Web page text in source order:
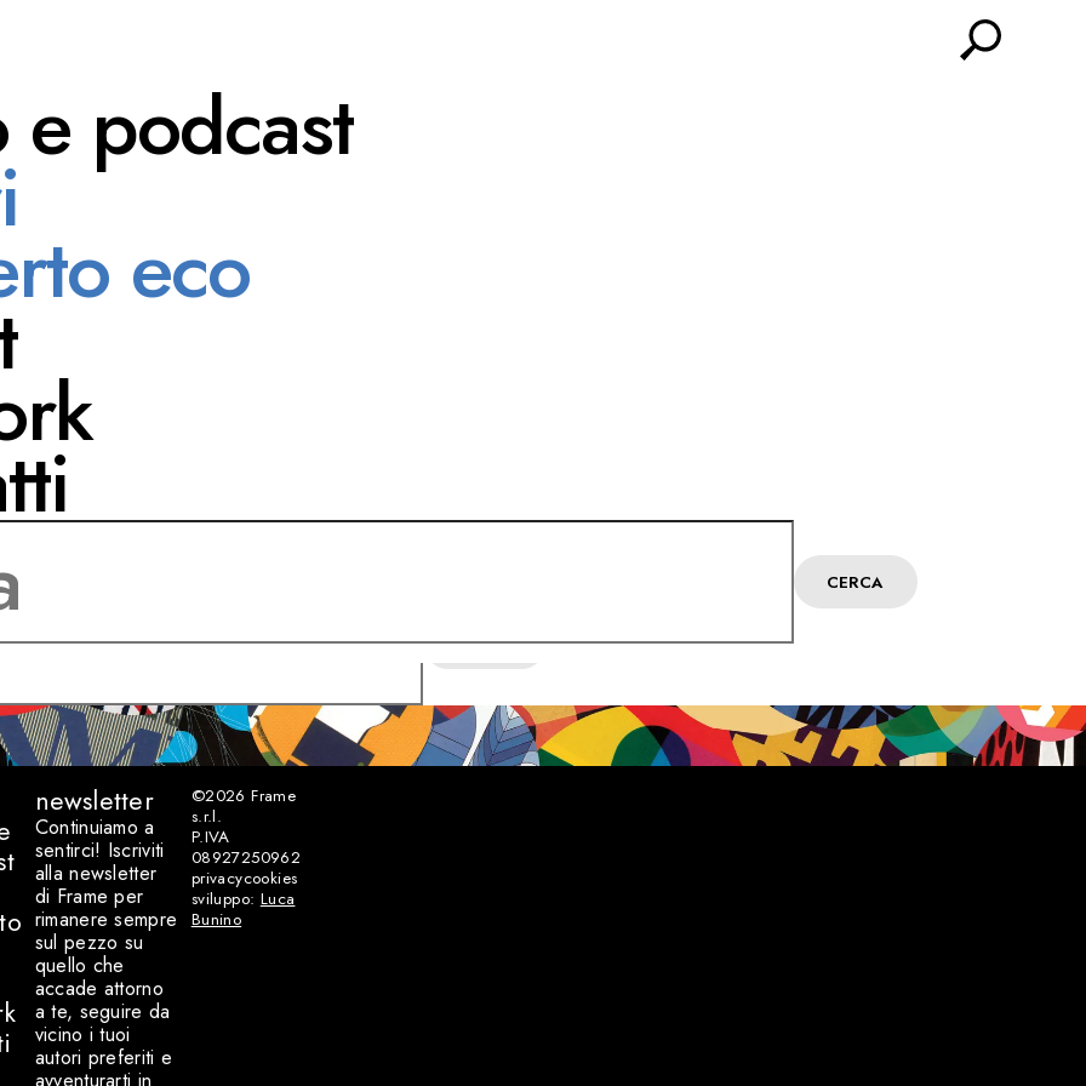
e podcast
eco
CERCA
Michieli
CERCA
newsletter
Continuiamo a
sentirci! Iscriviti
alla newsletter
di Frame per
rimanere sempre
sul pezzo su
quello che
accade attorno
a te, seguire da
vicino i tuoi
autori preferiti e
avventurarti in
©2026Frame
s.r.l.
P.IVA
08927250962
privacycookies
sviluppo: Luca
Bunino